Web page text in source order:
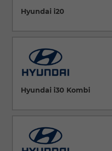
Hyundai i20
Hyundai i30 Kombi